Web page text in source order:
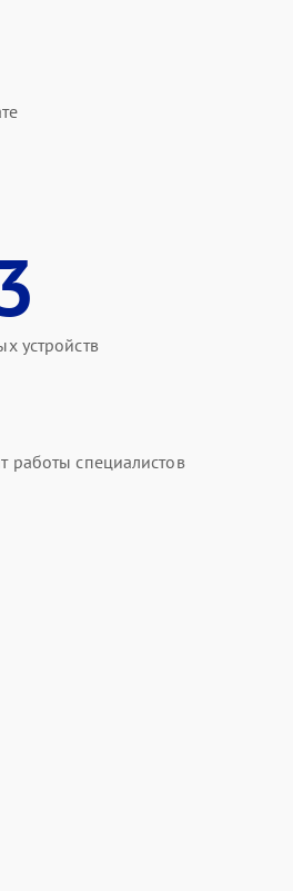
устройств
работы специалистов